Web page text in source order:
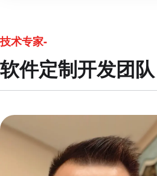
技术专家-
软件定制开发团队